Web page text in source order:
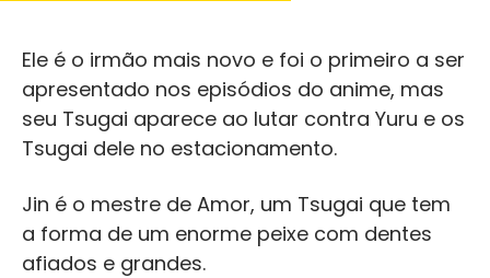
Ele é o irmão mais novo e foi o primeiro a ser
apresentado nos episódios do anime, mas
seu Tsugai aparece ao lutar contra Yuru e os
Tsugai dele no estacionamento.
Jin é o mestre de Amor, um Tsugai que tem
a forma de um enorme peixe com dentes
afiados e grandes.